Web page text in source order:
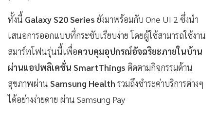
ทั้งนี้ Galaxy S20 Series ยังมาพร้อมกับ One UI 2 ซึ่งนำ
เสนอการออกแบบที่กระชับเรียบง่าย โดยผู้ใช้สามารถใช้งาน
สมาร์ทโฟนรุ่นนี้เพื่อควบคุมอุปกรณ์อัจฉริยะภายในบ้าน
ผ่านแอปพลิเคชั่น SmartThings ติดตามกิจกรรมด้าน
สุขภาพผ่าน Samsung Health รวมถึงชำระค่าบริการต่างๆ
ได้อย่างง่ายดาย ผ่าน Samsung Pay